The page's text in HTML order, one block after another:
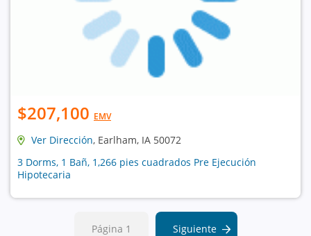
$207,100 EMV
Ver Dirección, Earlham, IA 50072
3 Dorms, 1 Bañ, 1,266 pies cuadrados Pre Ejecución
Hipotecaria
Página 1 Siguiente